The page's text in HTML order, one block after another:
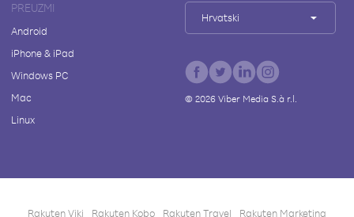
PREUZMI
Android
iPhone & iPad
Windows PC
Mac
Linux
Hrvatski
© 2026Viber Media S.à r.l.
Rakuten Viki Rakuten Kobo Rakuten Travel Rakuten Marketing